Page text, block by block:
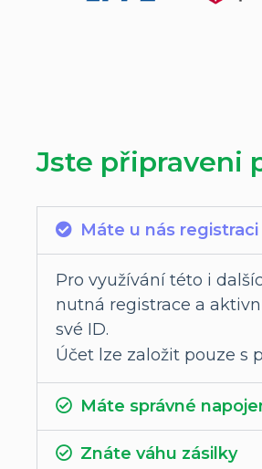
Jste připraveni
Máte u nás registraci
Pro využívání této i
nutná registrace a
své ID.
Účet lze založit pouze s
Máte správné
Znáte váhu zásilky